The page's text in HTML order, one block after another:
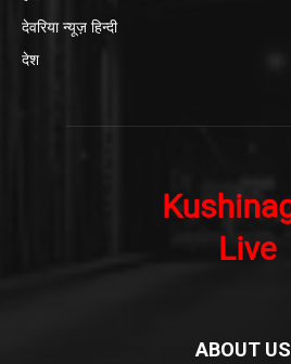
देवरिया न्यूज़ हिन्दी
देश
ABOUT US